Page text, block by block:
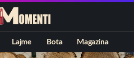
Lajme Bota Magazina